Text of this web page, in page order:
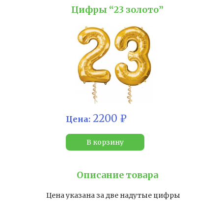
Цифры “23 золото”
Цена: 2200 ₽
В корзину
Описание товара
Цена указана за две надутые цифры